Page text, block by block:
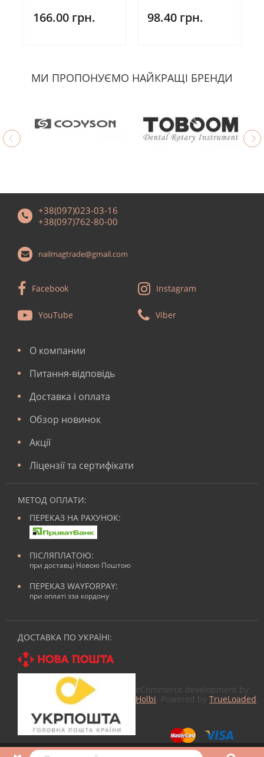
166.00 грн. 98.40 грн.
МИ ПРОПОНУЄМО НАЙКРАЩІ БРЕНДИ
+38(097)023-03-16
+38(097)762-80-00
nailmagtrade@gmail.com
Facebook Instagram
YouTube Viber
О компании
Питання-відповідь
Доставка і оплата
Обзор новинок
Акції
Ліцензії та сертифікати
МЕТОД ОПЛАТИ:
ПЕРЕКАЗ НА РАХУНОК:
ПІСЛЯПЛАТОЮ:
при доставці Новою Поштою
ПЕРЕКАЗ WAYFORPAY:
при оплаті зза кордону
ДОСТАВКА ПО УКРАЇНІ:
eCommerce development by
Holbi . Powered by TrueLoaded